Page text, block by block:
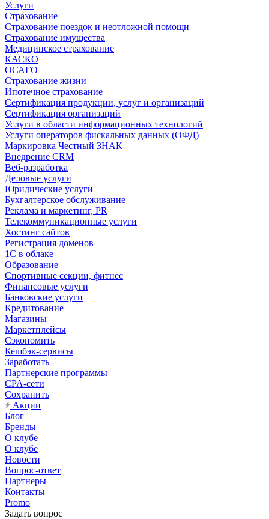
Услуги
Страхование
Страхование поездок и неотложной помощи
Страхование имущества
Медицинское страхование
КАСКО
ОСАГО
Страхование жизни
Ипотечное страхование
Сертификация продукции, услуг и организаций
Сертификация организаций
Услуги в области информационных технологий
Услуги операторов фискальных данных (ОФД)
Маркировка Честный ЗНАК
Внедрение CRM
Веб-разработка
Деловые услуги
Юридические услуги
Бухгалтерское обслуживание
Реклама и маркетинг, PR
Телекоммуникационные услуги
Хостинг сайтов
Регистрация доменов
1С в облаке
Образование
Спортивные секции, фитнес
Финансовые услуги
Банковские услуги
Кредитование
Магазины
Маркетплейсы
Сэкономить
Кешбэк-сервисы
Заработать
Партнерские программы
CPA-сети
Сохранить
Акции
Блог
Бренды
О клубе
О клубе
Новости
Вопрос-ответ
Партнеры
Контакты
Promo
Задать вопрос